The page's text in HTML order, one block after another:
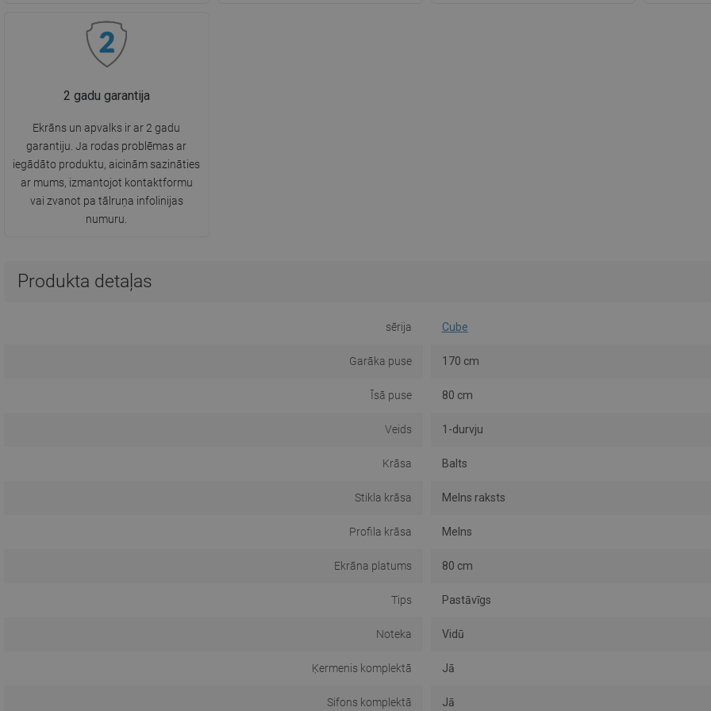
2 gadu garantija
Ekrāns un apvalks ir ar 2 gadu
garantiju. Ja rodas problēmas ar
iegādāto produktu, aicinām sazināties
ar mums, izmantojot kontaktformu
vai zvanot pa tālruņa infolinijas
numuru.
Produkta detaļas
sērija Cube
Garāka puse 170 cm
Īsā puse 80 cm
Veids 1-durvju
Krāsa Balts
Stikla krāsa Melns raksts
Profila krāsa Melns
Ekrāna platums 80 cm
Tips Pastāvīgs
Noteka Vidū
Ķermenis komplektā Jā
Sifons komplektā Jā